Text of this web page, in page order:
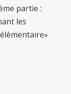
partie :
les